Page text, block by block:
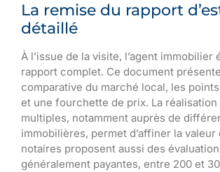
La remise du rapport
détaillé
À l’issue de la visite, l’agent immobilier
rapport complet. Ce document
comparative du marché local, les
et une fourchette de prix. La réalisation
multiples, notamment auprès de
immobilières, permet d’affiner la valeur
notaires proposent aussi des
généralement payantes, entre 200 et